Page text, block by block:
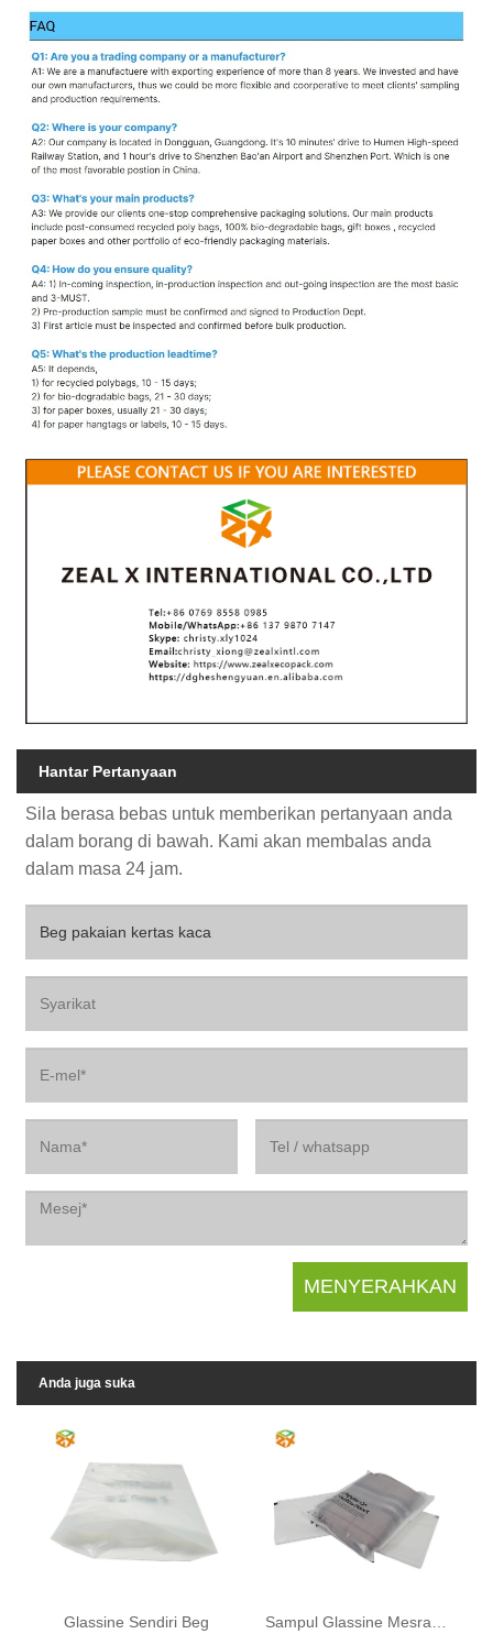
Hantar Pertanyaan
Sila berasa bebas untuk memberikan pertanyaan anda
dalam borang di bawah. Kami akan membalas anda
dalam masa 24 jam.
Anda juga suka
Glassine Sendiri Beg